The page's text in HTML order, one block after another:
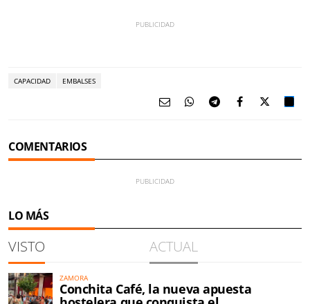
CAPACIDAD EMBALSES
COMENTARIOS
LO MÁS
VISTO ACTUAL
ZAMORA
Conchita Café, la nueva apuesta